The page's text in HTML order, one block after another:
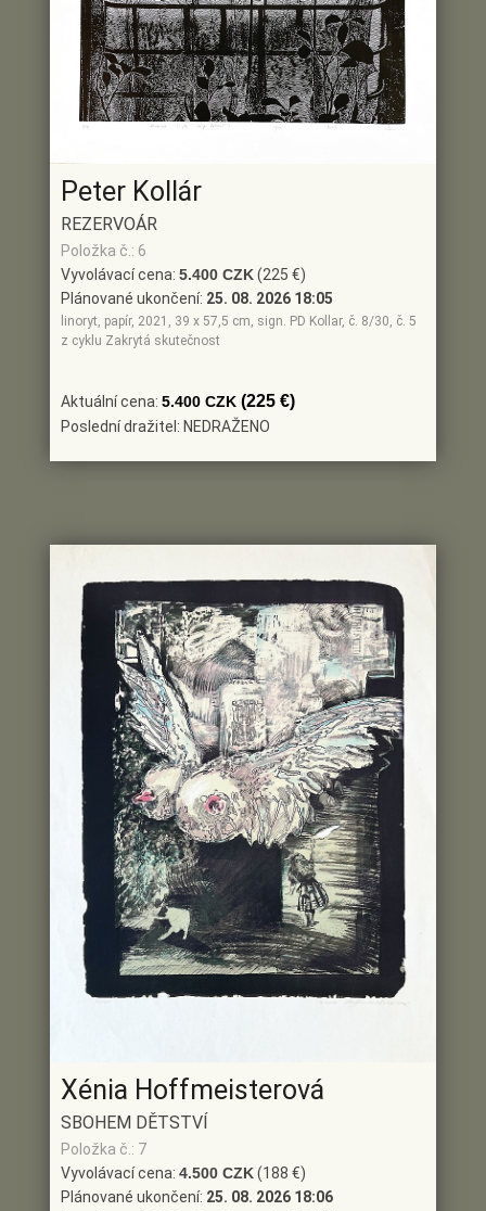
Peter Kollár
REZERVOÁR
Položka č.: 6
Vyvolávací cena: 5.400 CZK(225 €)
Plánované ukončení: 25. 08. 2026 18:05
linoryt, papír, 2021, 39 x 57,5 cm, sign. PD Kollar, č. 8/30, č. 5
z cyklu Zakrytá skutečnost
Aktuální cena: 5.400 CZK (225 €)
Poslední dražitel: NEDRAŽENO
Xénia Hoffmeisterová
SBOHEM DĚTSTVÍ
Položka č.: 7
Vyvolávací cena: 4.500 CZK(188 €)
Plánované ukončení: 25. 08. 2026 18:06